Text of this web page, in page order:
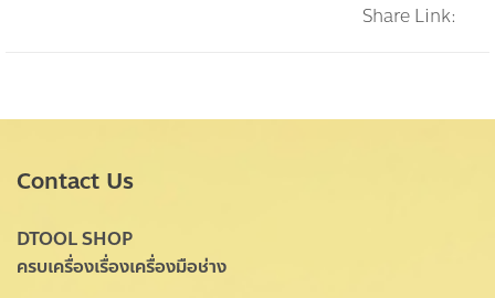
Share Link:
Contact Us
DTOOL SHOP
ครบเครื่องเรื่องเครื่องมือช่าง